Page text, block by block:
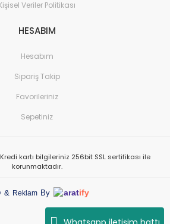
Veriler Politikası
HESABIM
Hesabım
Sipariş Takip
Favorileriniz
Sepetiniz
Kredi kartı bilgileriniz 256bit SSL sertifikası ile
korunmaktadır.
& Reklam By aratify